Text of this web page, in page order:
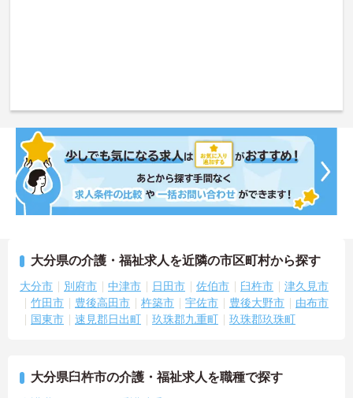
大分県の介護・福祉求人を近隣の市区町村から探す
大分市 別府市 中津市 日田市 佐伯市 臼杵市
津久見市
竹田市
豊後高田市 杵築市 宇佐市 豊後大野市
由布市
国東市
速見郡日出町 玖珠郡九重町 玖珠郡玖珠町
大分県臼杵市の介護・福祉求人を職種で探す